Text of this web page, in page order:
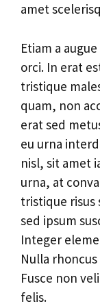
amet
Etiam a
orci. In erat
tristique
quam, non
erat sed
eu urna
nisl, sit amet
urna, at
tristique risus
sed ipsum
Integer
Nulla
Fusce non
felis.